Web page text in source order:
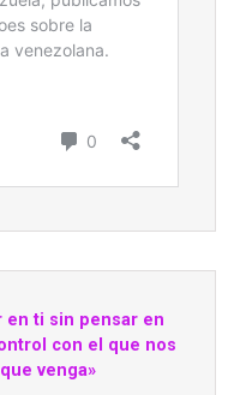
en ti sin pensar en
con el que nos
venga»